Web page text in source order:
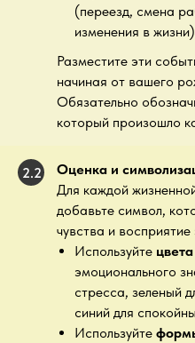
(переезд, смена
изменения в
Разместите эти
начиная от вашего
Обязательно
который произошло
2.2
Оценка и
Для каждой
добавьте символ,
чувства и
Используйте цвета
эмоционального
стресса, зеленый
синий для
Используйте